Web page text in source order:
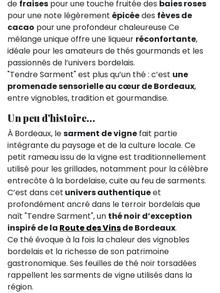
de fraises pour une touche fruitée des baies roses
pour une note légèrement épicéedes fèves de
cacao pour une profondeur chaleureuse Ce
mélange unique offre une liqueur réconfortante,
idéale pour les amateurs de thés gourmands et les
passionnés de l’univers bordelais.
"Tendre Sarment" est plus qu’un thé : c’est une
promenade sensorielle au cœur de Bordeaux,
entre vignobles, tradition et gourmandise.
Un peu d'histoire...
À Bordeaux, lesarment de vigne fait partie
intégrante du paysage et de la culture locale. Ce
petit rameau issu de la vigne est traditionnellement
utilisé pour les grillades, notamment pour la célèbre
entrecôte à la bordelaise, cuite au feu de sarments.
C’est dans cet univers authentiqueet
profondément ancré dans le terroir bordelais que
naît "Tendre Sarment", un thé noir d’exception
inspiré de la Route des Vinsde Bordeaux.
Ce thé évoque à la fois la chaleur des vignobles
bordelais et la richesse de son patrimoine
gastronomique. Ses feuilles de thé noir torsadées
rappellent les sarments de vigne utilisés dans la
région.